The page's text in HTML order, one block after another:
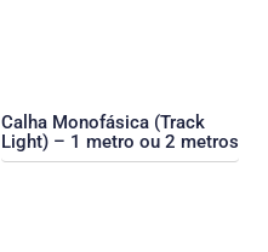
Calha Monofásica (Track
Light) – 1 metro ou 2 metros